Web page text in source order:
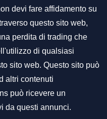
devi fare affidamento su
questo sito web,
perdita di trading che
di qualsiasi
sito web. Questo sito può
altri contenuti
può ricevere un
da questi annunci.